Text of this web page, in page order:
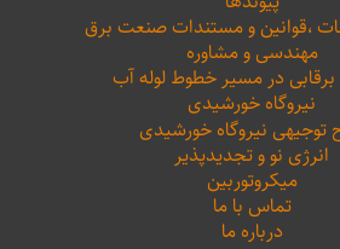
،‌قوانین و مستندات صنعت برق
مهندسی و مشاوره
برقابی در مسیر خطوط لوله آب
نیروگاه خورشیدی
توجیهی نیروگاه خورشیدی
انرژی نو و تجدیدپذیر
میکروتوربین
تماس با ما
درباره ما